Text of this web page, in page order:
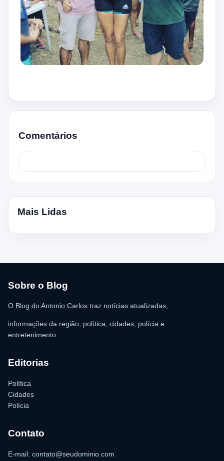
Comentários
Mais Lidas
Sobre o Blog
O Blog do Antonio Carlos traz notícias atualizadas,
informações da região, política, cidades, polícia e
entretenimento.
Editorias
Política
Cidades
Polícia
Contato
E-mail: contato@seudominio.com